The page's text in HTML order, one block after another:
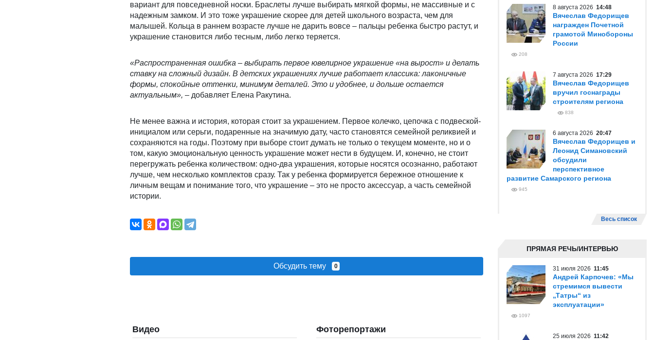
вариант для повседневной носки. Браслеты лучше выбирать мягкой формы, не массивные и с
надежным замком. И это тоже украшение скорее для детей школьного возраста, чем для
малышей. Кольца в раннем возрасте лучше не дарить вовсе – пальцы ребенка быстро растут, и
украшение становится либо тесным, либо легко теряется.
«Распространенная ошибка – выбирать первое ювелирное украшение «на вырост» и делать
ставку на сложный дизайн. В детских украшениях лучше работает классика: лаконичные
формы, спокойные оттенки, минимум деталей. Это и удобнее, и дольше остается
актуальным», – добавляет Елена Ракутина.
Не менее важна и история, которая стоит за украшением. Первое колечко, цепочка с подвеской-
инициалом или серьги, подаренные на значимую дату, часто становятся семейной реликвией и
сохраняются на годы. Поэтому при выборе стоит думать не только о текущем моменте, но и о
том, какую эмоциональную ценность украшение может нести в будущем. И, конечно, не стоит
перегружать ребенка количеством: одно-два украшения, которые носятся осознанно, работают
лучше, чем несколько комплектов сразу. Так у ребенка формируется бережное отношение к
личным вещам и понимание того, что украшение – это не просто аксессуар, а часть семейной
истории.
Обсудить тему 0
Видео Фоторепортажи
8 августа 2026 14:48
Вячеслав Федорищев
награжден Почетной
грамотой Минобороны
России
208
7 августа 2026 17:29
Вячеслав Федорищев
вручил госнаграды
строителям региона
838
6 августа 2026 20:47
Вячеслав Федорищев и
Леонид Симановский
обсудили
перспективное
развитие Самарского региона
945
Весь список
ПРЯМАЯ РЕЧЬ/ИНТЕРВЬЮ
31 июля 2026 11:45
Андрей Карпочев: «Мы
стремимся вывести
„Татры“ из
эксплуатации»
1097
25 июля 2026 11:42